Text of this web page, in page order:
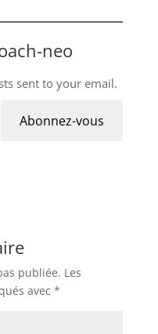
neo
sent to your email.
Abonnez-vous
publiée. Les
avec *